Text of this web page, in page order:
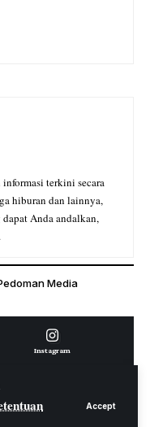
Accept
terkini secara
hiburan dan lainnya,
Anda andalkan,
Media
Instagram
Tiktok